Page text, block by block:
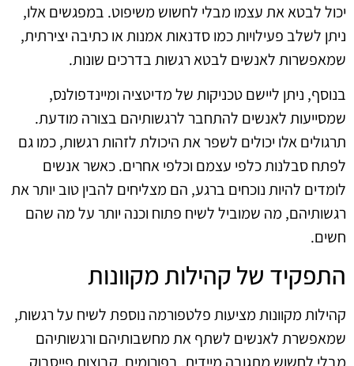
יכול לבטא את עצמו מבלי לחשוש משיפוט. במפגשים אלו,
ניתן לשלב פעילויות כמו סדנאות אמנות או כתיבה יצירתית,
שמאפשרות לאנשים לבטא רגשות בדרכים שונות.
בנוסף, ניתן ליישם טכניקות של מדיטציה ומיינדפולנס,
שמסייעות לאנשים להתחבר לרגשותיהם בצורה מודעת.
תרגולים אלו יכולים לשפר את היכולת לזהות רגשות, כמו גם
לפתח סבלנות כלפי עצמם וכלפי אחרים. כאשר אנשים
לומדים להיות נוכחים ברגע, הם מצליחים להבין טוב יותר את
רגשותיהם, מה שמוביל לשיח פתוח וכנה יותר על מה שהם
חשים.
התפקיד של קהילות מקוונות
קהילות מקוונות מציעות פלטפורמה נוספת לשיח על רגשות,
שמאפשרת לאנשים לשתף את מחשבותיהם ורגשותיהם